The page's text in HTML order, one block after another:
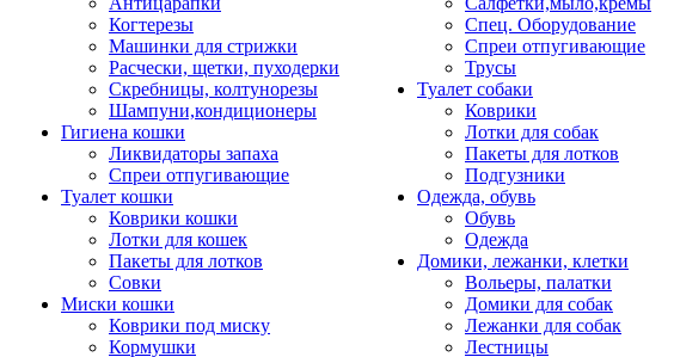
Когтерезы
Машинки для стрижки
Расчески, щетки, пуходерки
Скребницы, колтунорезы
Шампуни,кондиционеры
Гигиена кошки
Ликвидаторы запаха
Спреи отпугивающие
Туалет кошки
Коврики кошки
Лотки для кошек
Пакеты для лотков
Совки
Миски кошки
Коврики под миску
Кормушки
Спец. Оборудование
Спреи отпугивающие
Трусы
Туалет собаки
Коврики
Лотки для собак
Пакеты для лотков
Подгузники
Одежда, обувь
Обувь
Одежда
Домики, лежанки, клетки
Вольеры, палатки
Домики для собак
Лежанки для собак
Лестницы